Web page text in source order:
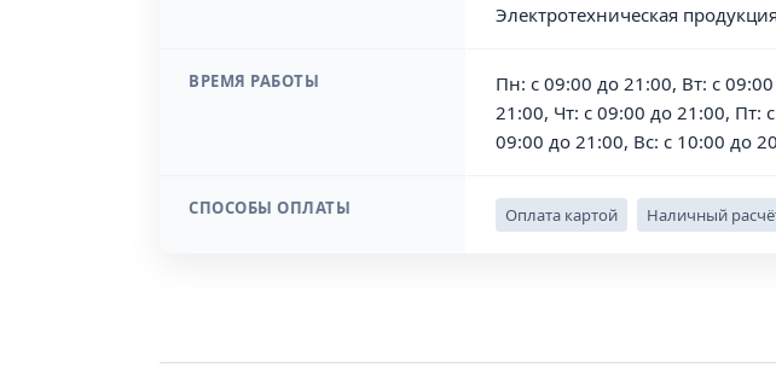
Электротехническая
ВРЕМЯ РАБОТЫ
Пн: с 09:00 до 21:00, Вт: с
21:00, Чт: с 09:00 до 21:00, Пт:
09:00 до 21:00, Вс: с 10:00 до
СПОСОБЫ ОПЛАТЫ Оплата картой Наличный